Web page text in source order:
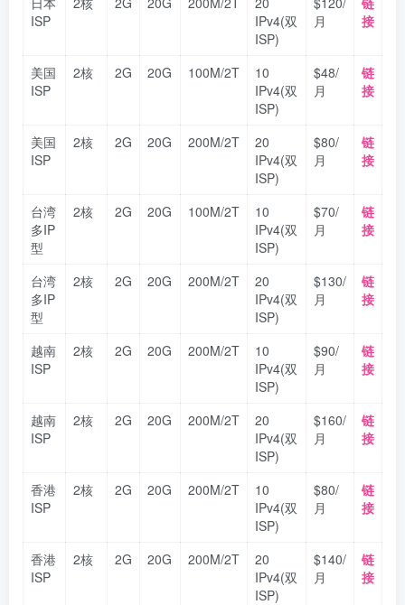
ISP
IPv4(双
ISP)
月
接
美国
ISP
2核 2G 20G 100M/2T
10
IPv4(双
ISP)
$48/
月
链
接
美国
ISP
2核 2G 20G 200M/2T
20
IPv4(双
ISP)
$80/
月
链
接
台湾
多IP
型
2核 2G 20G 100M/2T
10
IPv4(双
ISP)
$70/
月
链
接
台湾
多IP
型
2核 2G 20G 200M/2T
20
IPv4(双
ISP)
$130/
月
链
接
越南
ISP
2核 2G 20G 200M/2T
10
IPv4(双
ISP)
$90/
月
链
接
越南
ISP
2核 2G 20G 200M/2T
20
IPv4(双
ISP)
$160/
月
链
接
香港
ISP
2核 2G 20G 200M/2T
10
IPv4(双
ISP)
$80/
月
链
接
香港
ISP
2核 2G 20G 200M/2T
20
IPv4(双
ISP)
$140/
月
链
接